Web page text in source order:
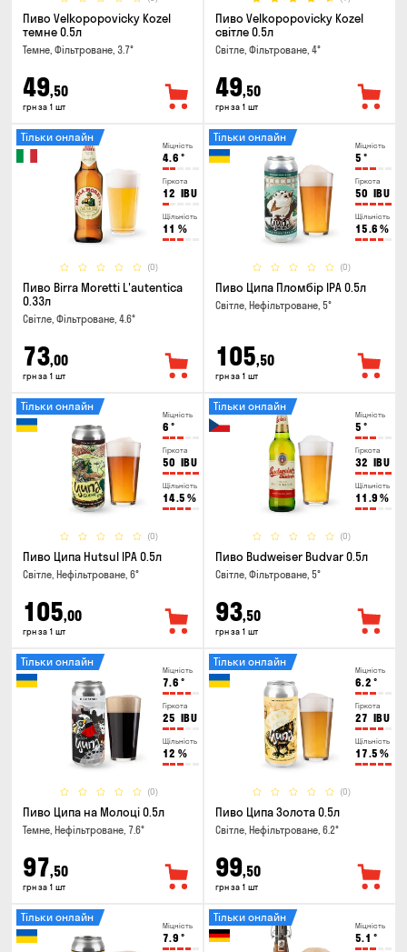
Пиво Velkopopovicky Kozel
темне 0.5л
Темне, Фільтроване, 3.7°
49,50
грн за 1 шт
Пиво Velkopopovicky Kozel
світле 0.5л
Світле, Фільтроване, 4°
49,50
грн за 1 шт
Міцність
4.6 °
Гіркота
12 IBU
Щільність
11 %
(0)
Тільки онлайн
Пиво Birra Moretti L'autentica
0.33л
Світле, Фільтроване, 4.6°
73,00
грн за 1 шт
Міцність
5 °
Гіркота
50 IBU
Щільність
15.6 %
(0)
Тільки онлайн
Пиво Ципа Пломбір IPA 0.5л
Світле, Нефільтроване, 5°
105,50
грн за 1 шт
Міцність
6 °
Гіркота
50 IBU
Щільність
14.5 %
(0)
Тільки онлайн
Пиво Ципа Hutsul IPA 0.5л
Світле, Нефільтроване, 6°
105,00
грн за 1 шт
Міцність
5 °
Гіркота
32 IBU
Щільність
11.9 %
(0)
Тільки онлайн
Пиво Budweiser Budvar 0.5л
Світле, Фільтроване, 5°
93,50
грн за 1 шт
Міцність
7.6 °
Гіркота
25 IBU
Щільність
12 %
(0)
Тільки онлайн
Пиво Ципа на Молоці 0.5л
Темне, Нефільтроване, 7.6°
97,50
грн за 1 шт
Міцність
6.2 °
Гіркота
27 IBU
Щільність
17.5 %
(0)
Тільки онлайн
Пиво Ципа Золота 0.5л
Світле, Нефільтроване, 6.2°
99,50
грн за 1 шт
Міцність
7.9 °
Тільки онлайн
Міцність
5.1 °
Тільки онлайн